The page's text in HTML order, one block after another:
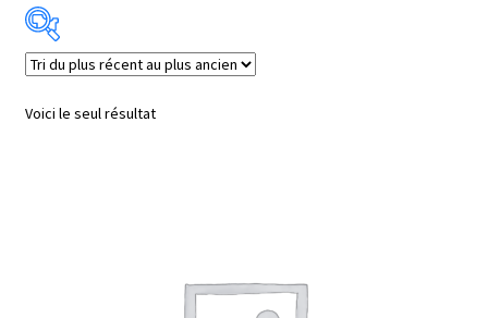
Echelle HO
Echelle N
Voici le seul résultat